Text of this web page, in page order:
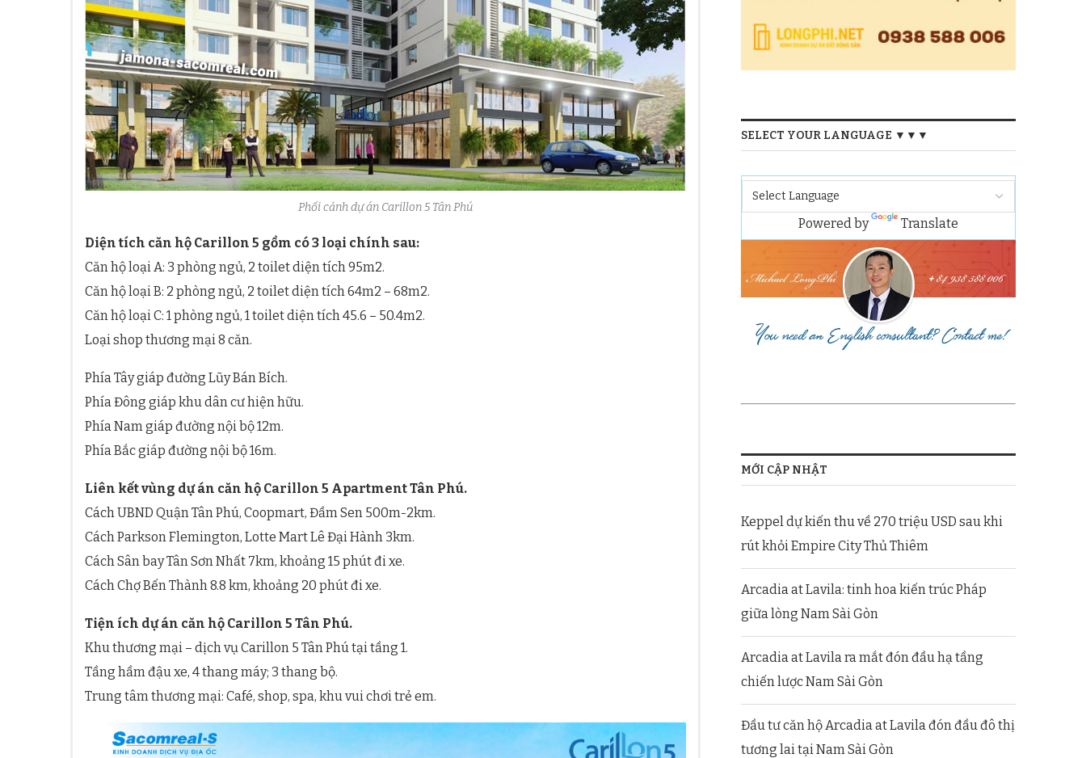
Phối cảnh dự án Carillon 5 Tân Phú
Diện tích căn hộ Carillon 5 gồm có 3 loại chính sau:
Căn hộ loại A: 3 phòng ngủ, 2 toilet diện tích 95m2.
Căn hộ loại B: 2 phòng ngủ, 2 toilet diện tích 64m2 – 68m2.
Căn hộ loại C: 1 phòng ngủ, 1 toilet diện tích 45.6 – 50.4m2.
Loại shop thương mại 8 căn.
Phía Tây giáp đường Lũy Bán Bích.
Phía Đông giáp khu dân cư hiện hữu.
Phía Nam giáp đường nội bộ 12m.
Phía Bắc giáp đường nội bộ 16m.
Liên kết vùng dự án căn hộ Carillon 5 Apartment Tân Phú.
Cách UBND Quận Tân Phú, Coopmart, Đầm Sen 500m-2km.
Cách Parkson Flemington, Lotte Mart Lê Đại Hành 3km.
Cách Sân bay Tân Sơn Nhất 7km, khoảng 15 phút đi xe.
Cách Chợ Bến Thành 8.8 km, khoảng 20 phút đi xe.
Tiện ích dự án căn hộ Carillon 5 Tân Phú.
Khu thương mại – dịch vụ Carillon 5 Tân Phú tại tầng 1.
Tầng hầm đậu xe, 4 thang máy; 3 thang bộ.
Trung tâm thương mại: Café, shop, spa, khu vui chơi trẻ em.
SELECT YOUR LANGUAGE ▼▼▼
Powered by Translate
MỚI CẬP NHẬT
Keppel dự kiến thu về 270 triệu USD sau khi
rút khỏi Empire City Thủ Thiêm
Arcadia at Lavila: tinh hoa kiến trúc Pháp
giữa lòng Nam Sài Gòn
Arcadia at Lavila ra mắt đón đầu hạ tầng
chiến lược Nam Sài Gòn
Đầu tư căn hộ Arcadia at Lavila đón đầu đô thị
tương lai tại Nam Sài Gòn